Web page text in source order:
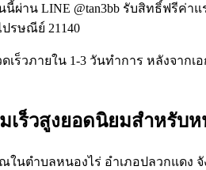
นี้ผ่าน LINE @tan3bb รับสิทธิ์ฟรีค่า
รษณีย์ 21140
ดเร็วภายใน 1-3 วันทำการ หลังจา
เร็วสูงยอดนิยมสำหรับห
ในตำบลหนองไร่ อำเภอปลวกแดง จั